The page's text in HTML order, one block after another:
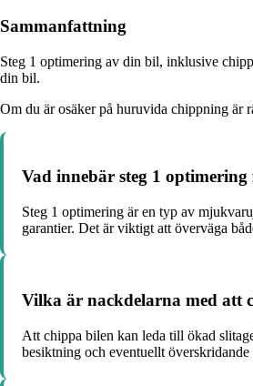
Sammanfattning
Steg 1 optimering av din bil, inklusive
din bil.
Om du är osäker på huruvida chippning är
Vad innebär steg 1
Steg 1 optimering är en typ av
garantier. Det är viktigt att överväga
Vilka är nackdelarna med att
Att chippa bilen kan leda till ökad
besiktning och eventuellt